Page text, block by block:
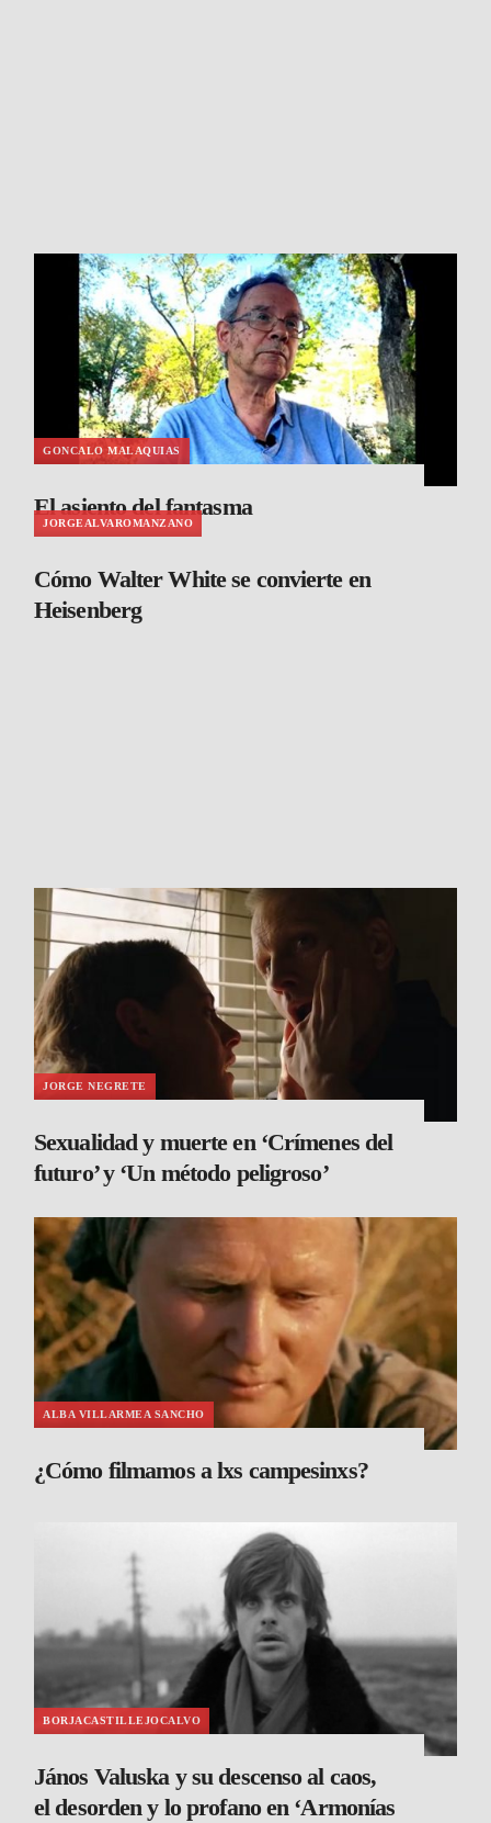
GONCALO MALAQUIAS
El asiento del fantasma
JORGEALVAROMANZANO
Cómo Walter White se convierte en
Heisenberg
JORGE NEGRETE
Sexualidad y muerte en ‘Crímenes del
futuro’ y ‘Un método peligroso’
ALBA VILLARMEA SANCHO
¿Cómo filmamos a lxs campesinxs?
BORJACASTILLEJOCALVO
János Valuska y su descenso al caos,
el desorden y lo profano en ‘Armonías